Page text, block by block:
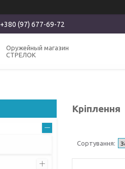
+380 (97) 677-69-72
Оружейный магазин
СТРЕЛОК
Кріплення